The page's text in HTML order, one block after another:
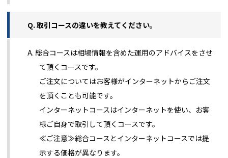
Q. 取引コースの違いを教えてください。
A. 総合コースは相場情報を含めた運用のアドバイスをさせ
て頂くコースです。
ご注文についてはお客様がインターネットからご注文
を頂くことも可能です。
インターネットコースはインターネットを使い、お客
様ご自身で取引して頂くコースです。
≪ご注意≫総合コースとインターネットコースでは提
示する価格が異なります。